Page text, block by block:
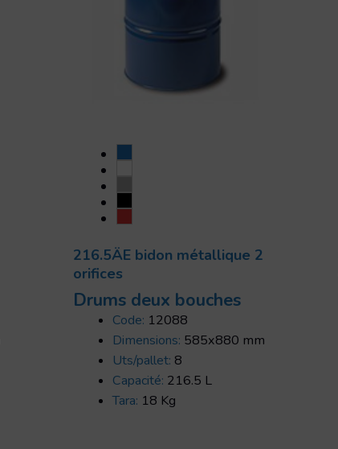
216.5ÄE bidon métallique 2
orifices
Drums deux bouches
Code: 12088
Dimensions: 585x880 mm
Uts/pallet: 8
Capacité: 216.5 L
Tara: 18 Kg